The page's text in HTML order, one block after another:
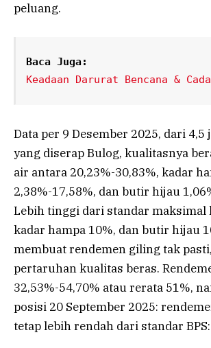
peluang.
Baca Juga:
Keadaan Darurat Bencana &
Data per 9 Desember 2025, dari 4,5
yang diserap Bulog, kualitasnya
air antara 20,23%-30,83%, kadar
2,38%-17,58%, dan butir hijau
Lebih tinggi dari standar maksimal
kadar hampa 10%, dan butir hijau
membuat rendemen giling tak
pertaruhan kualitas beras.
32,53%-54,70% atau rerata 51%,
posisi 20 September 2025:
tetap lebih rendah dari standar